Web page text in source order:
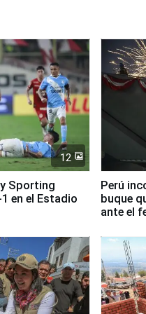
12
Sporting
en el Estadio
Perú
buque
ante el